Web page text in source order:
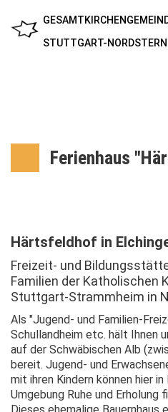
STUTTGART-NORDSTERN
Ferienhaus
Härtsfeldhof in
Freizeit- und
Familien der Katholischen
Stuttgart-Strammheim in
Als "Jugend- und Familien-
Schullandheim etc. hält Ihnen
auf der Schwäbischen Alb
bereit. Jugend- und
mit ihren Kindern können hier
Umgebung Ruhe und Erholung